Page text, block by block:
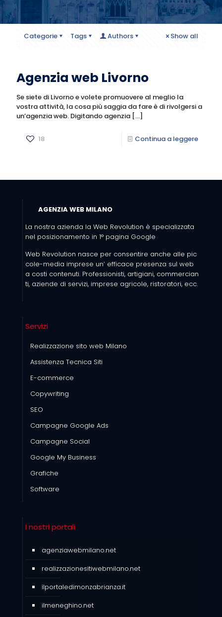
Categorie Tags Authors Show all
Agenzia web Livorno
Se siete di Livorno e volete promuovere al meglio la
vostra attività, la cosa più saggia da fare è di rivolgersi a
un’agenzia web. Digitando agenzia […]
18 Continua a leggere
AGENZIA WEB MILANO
La nostra azienda la Web Revolution è specializzata
nel posizionamento in 1° pagina Google
Web Revolution nasce per consentire anche alle pic
cole-media imprese un’ efficace presenza sul web
a costi contenuti. Professionisti, artigiani, commercian
ti, aziende di servizi, imprese agricole, ristoratori, ecc.
Servizi
Realizzazione sito web Milano
Assistenza Tecnica Siti
E-commerce
Copywriting
SEO
Campagne Google Ads
Campagne Social
Google My Business
Grafiche
Software
I nostri portali
agenziawebmilano.net
realizzazionesitiwebmilano.net
ilportaledimonzabrianza.it
ilmeneghino.net